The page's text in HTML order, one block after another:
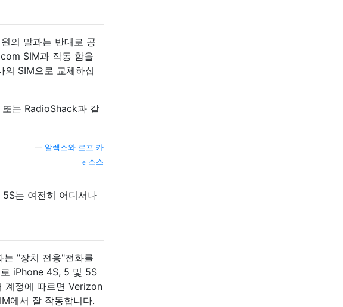
의 말과는 반대로 공
SIM과 작동 함을
의 SIM으로 교체하십
는 RadioShack과 같
알렉스와 로프 카
소스
는 여전히 어디서나
"장치 전용"전화를
iPhone 4S, 5 및 5S
계정에 따르면 Verizon
에서 잘 작동합니다.